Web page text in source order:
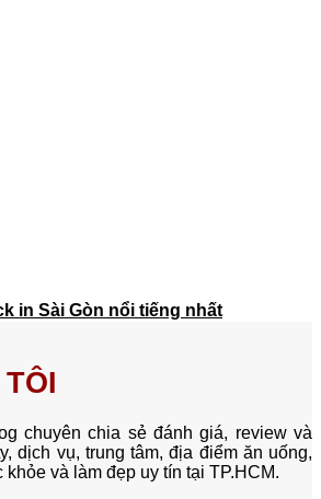
in Sài Gòn nổi tiếng nhất
chuyên chia sẻ đánh giá, review và
dịch vụ, trung tâm, địa điểm ăn uống,
và làm đẹp uy tín tại TP.HCM.